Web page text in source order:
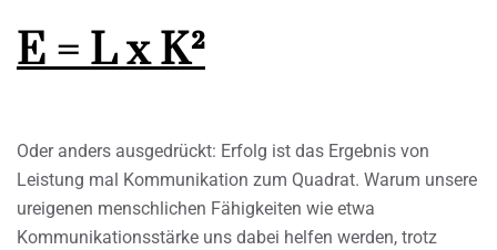
E = L x K²
Oder anders ausgedrückt: Erfolg ist das Ergebnis von
Leistung mal Kommunikation zum Quadrat. Warum unsere
ureigenen menschlichen Fähigkeiten wie etwa
Kommunikationsstärke uns dabei helfen werden, trotz